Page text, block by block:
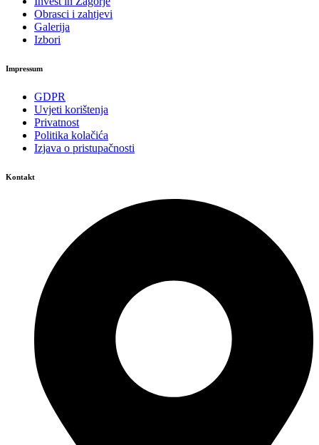
Obrasci i zahtjevi
Galerija
Izbori
Impressum
GDPR
Uvjeti korištenja
Privatnost
Politika kolačića
Izjava o pristupačnosti
Kontakt